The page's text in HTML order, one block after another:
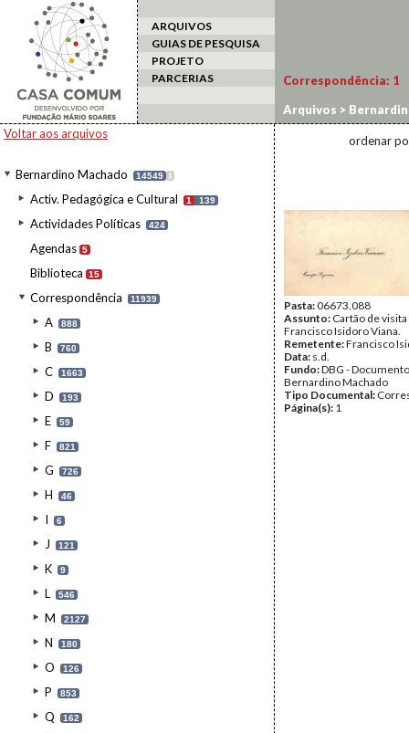
ARQUIVOS
GUIAS DE PESQUISA
PROJETO
PARCERIAS
Voltar aos arquivos
Bernardino Machado 14549 I
Activ. Pedagógica e Cultural 1 139
Actividades Políticas 424
Agendas 5
Biblioteca 15
Correspondência 11939
A 888
B 760
C 1663
D 193
E 59
F 821
G 726
H 46
I 6
J 121
K 9
L 546
M 2127
N 180
O 126
P 853
Q 162
Correspondência: 1
Arquivos >
ordenar
Pasta:06673.088
Assunto: Cartão de
Francisco Isidoro Viana.
Remetente:Francisco
Data: s.d.
Fundo:DBG -
Bernardino Machado
Tipo Documental:
Página(s): 1